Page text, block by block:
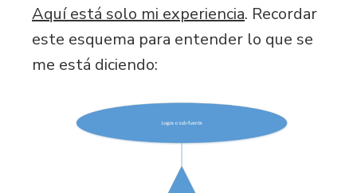
Aquí está solo mi experiencia. Recordar
este esquema para entender lo que se
me está diciendo: